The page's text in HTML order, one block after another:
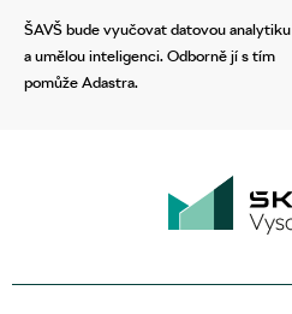
ŠAVŠ bude vyučovat datovou analytiku
a umělou inteligenci. Odborně jí s tím
pomůže Adastra.